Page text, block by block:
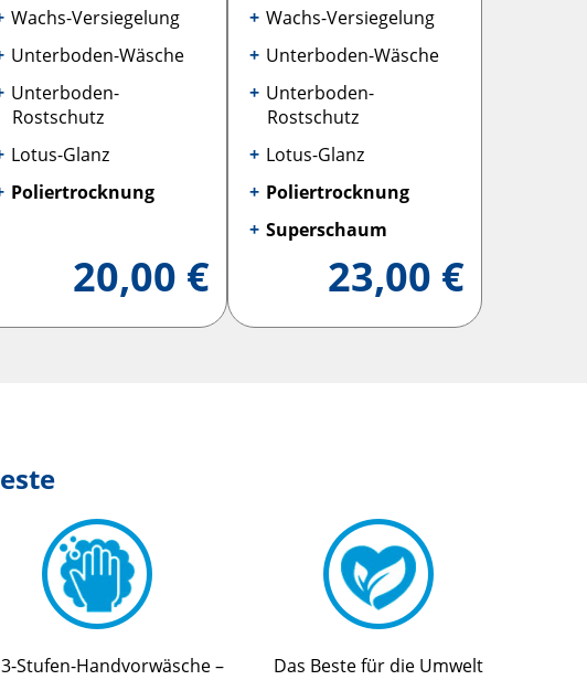
Wachs-Versie­gelung
Unterboden-Wäsche
Unterboden-
Rostschutz
Lotus-Glanz
Poliertrocknung
20,00 €
Wachs-Versie­gelung
Unterboden-Wäsche
Unterboden-
Rostschutz
Lotus-Glanz
Poliertrocknung
Superschaum
23,00 €
Stufen-Handvorwäsche –
Das Beste für die Umwelt